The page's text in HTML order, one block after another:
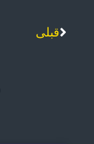
قبلی